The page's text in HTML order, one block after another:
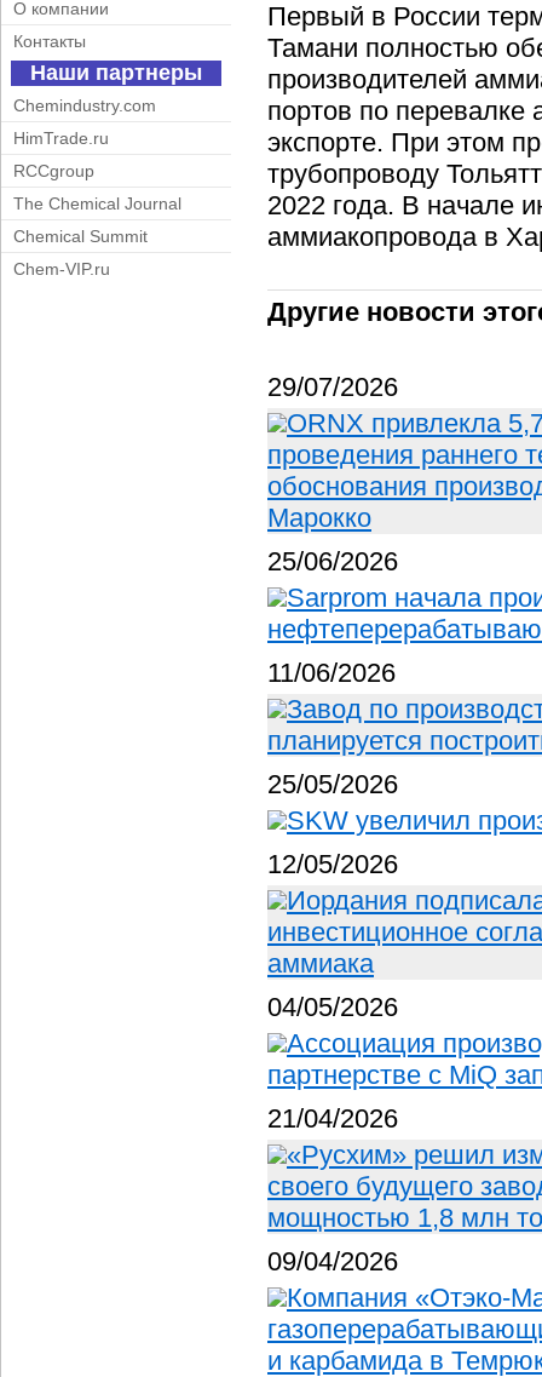
О компании
Контакты
Наши партнеры
Chemindustry.com
HimTrade.ru
RCCgroup
The Chemical Journal
Chemical Summit
Chem-VIP.ru
Первый в России
Тамани полностью
производителей
портов по перевалке
экспорте. При этом
трубопроводу
2022 года. В начале
аммиакопровода в
Другие новости
29/07/2026
ORNX привлекла
проведения раннего
обоснования
Марокко
25/06/2026
Sarprom начала
11/06/2026
Завод по
планируется
25/05/2026
SKW увеличил
12/05/2026
Иордания
инвестиционное
аммиака
04/05/2026
Ассоциация
партнерстве с MiQ
21/04/2026
«Русхим» решил
своего будущего
мощностью 1,8 млн
09/04/2026
Компания «Отэко-
и карбамида в